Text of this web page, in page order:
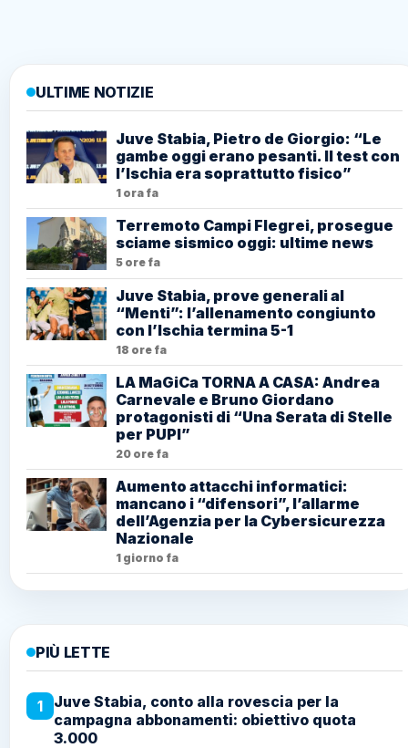
ULTIME NOTIZIE
Juve Stabia, Pietro de Giorgio: “Le
gambe oggi erano pesanti. Il test con
l’Ischia era soprattutto fisico”
1 ora fa
Terremoto Campi Flegrei, prosegue
sciame sismico oggi: ultime news
5 ore fa
Juve Stabia, prove generali al
“Menti”: l’allenamento congiunto
con l’Ischia termina 5-1
18 ore fa
LA MaGiCa TORNA A CASA: Andrea
Carnevale e Bruno Giordano
protagonisti di “Una Serata di Stelle
per PUPI”
20 ore fa
Aumento attacchi informatici:
mancano i “difensori”, l’allarme
dell’Agenzia per la Cybersicurezza
Nazionale
1 giorno fa
PIÙ LETTE
1
Juve Stabia, conto alla rovescia per la
campagna abbonamenti: obiettivo quota
3.000